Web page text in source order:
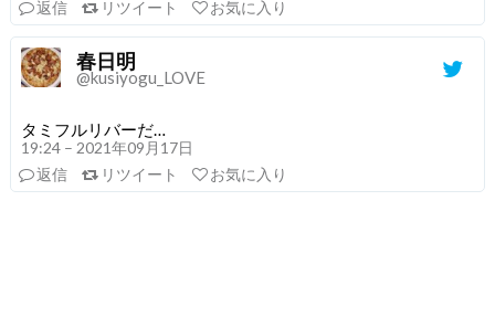
返信
リツイート お気に入り
春日明
@kusiyogu_LOVE
タミフルリバーだ…
19:24 – 2021年09月17日
返信
リツイート お気に入り